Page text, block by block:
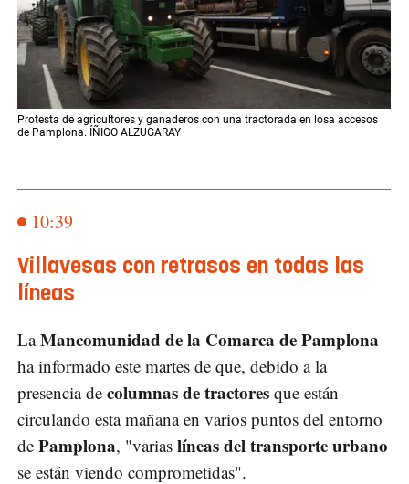
Protesta de agricultores y ganaderos con una tractorada en losa accesos
de Pamplona. ÍÑIGO ALZUGARAY
10:39
Villavesas con retrasos en todas las
líneas
LaMancomunidad de la Comarca de Pamplona
ha informado este martes de que, debido a la
presencia de columnas de tractores que están
circulando esta mañana en varios puntos del entorno
de Pamplona, "varias líneas del transporte urbano
se están viendo comprometidas".